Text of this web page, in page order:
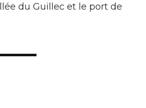
du Guillec et le port de